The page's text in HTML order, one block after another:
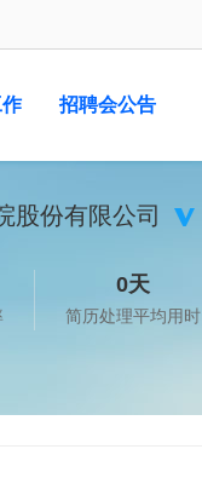
招聘会公告
股份有限公司
0天
简历处理平均用时